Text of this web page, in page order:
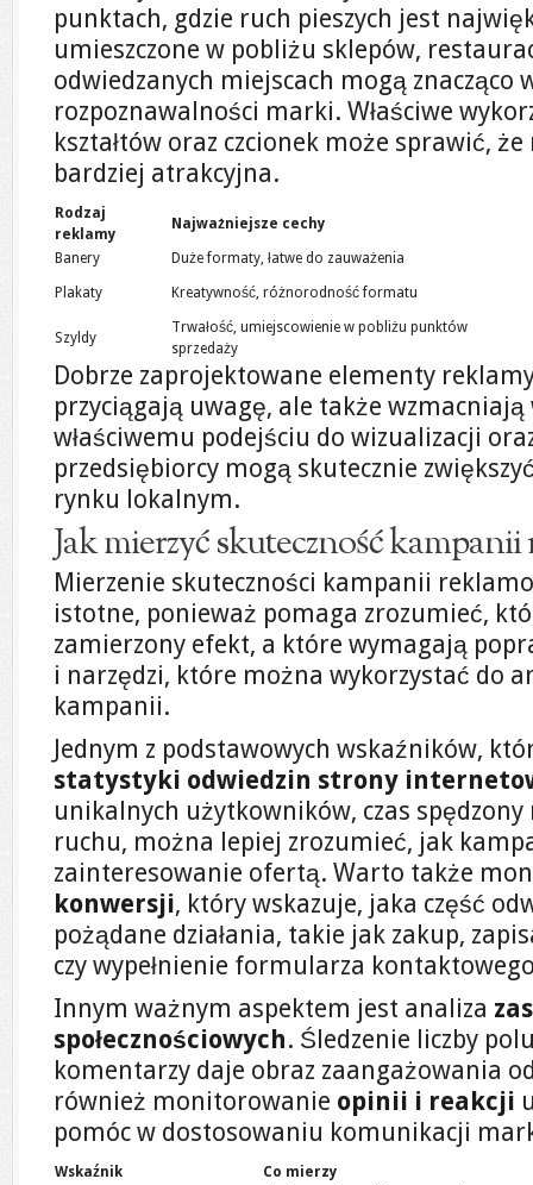
punktach, gdzie ruch pieszych jest
umieszczone w pobliżu sklepów,
odwiedzanych miejscach mogą znacząco
rozpoznawalności marki. Właściwe
kształtów oraz czcionek może sprawić,
bardziej atrakcyjna.
Rodzaj
reklamy
Najważniejsze cechy
Banery Duże formaty, łatwe do zauważenia
Plakaty Kreatywność, różnorodność formatu
Szyldy
Trwałość, umiejscowienie w pobliżu punktów
sprzedaży
Dobrze zaprojektowane elementy
przyciągają uwagę, ale także
właściwemu podejściu do wizualizacji
przedsiębiorcy mogą skutecznie
rynku lokalnym.
Jak mierzyć skuteczność
Mierzenie skuteczności kampanii
istotne, ponieważ pomaga zrozumieć,
zamierzony efekt, a które wymagają
i narzędzi, które można wykorzystać do
kampanii.
Jednym z podstawowych wskaźników,
statystyki odwiedzin strony
unikalnych użytkowników, czas
ruchu, można lepiej zrozumieć, jak
zainteresowanie ofertą. Warto także
konwersji, który wskazuje, jaka część
pożądane działania, takie jak zakup,
czy wypełnienie formularza
Innym ważnym aspektem jest analiza
społecznościowych. Śledzenie liczby
komentarzy daje obraz zaangażowania
również monitorowanie opinii i reakcji
pomóc w dostosowaniu komunikacji
Wskaźnik Co mierzy